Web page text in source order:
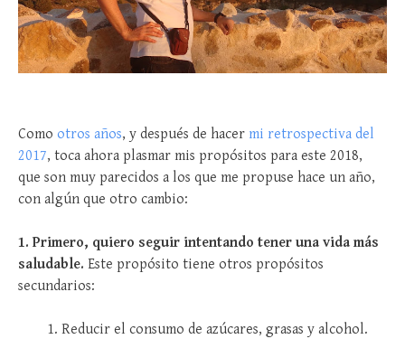
Como otros años, y después de hacer mi retrospectiva del
2017, toca ahora plasmar mis propósitos para este 2018,
que son muy parecidos a los que me propuse hace un año,
con algún que otro cambio:
1. Primero, quiero seguir intentando tener una vida más
saludable. Este propósito tiene otros propósitos
secundarios:
Reducir el consumo de azúcares, grasas y alcohol.